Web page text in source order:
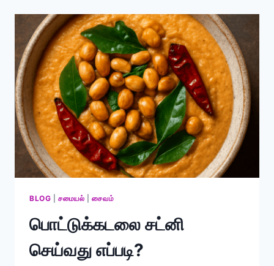
BLOG |சமையல் |சைவம்
பொட்டுக்கடலை சட்னி
செய்வது எப்படி?